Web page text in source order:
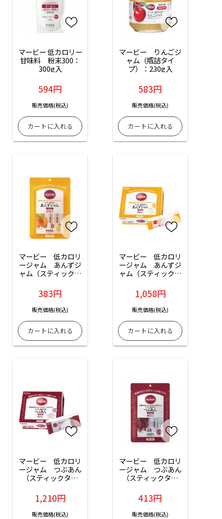
マービー 低カロリー
甘味料　粉末300：
300g入
594円
販売価格(税込)
マービー　りんごジ
ャム（瓶詰タイ
プ）：230g入
583円
販売価格(税込)
マービー　低カロリ
ージャム　あんずジ
ャム（スティックタ
383円
販売価格(税込)
マービー　低カロリ
ージャム　あんずジ
ャム（スティックタ
1,058円
販売価格(税込)
マービー　低カロリ
ージャム　つぶあん
（スティックタイ
1,210円
販売価格(税込)
マービー　低カロリ
ージャム　つぶあん
（スティックタイ
413円
販売価格(税込)